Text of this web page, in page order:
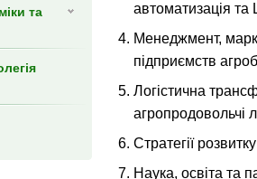
та
автоматизація та
Менеджмент,
підприємств
Логістична
агропродовольчі
Стратегії
Наука, освіта та